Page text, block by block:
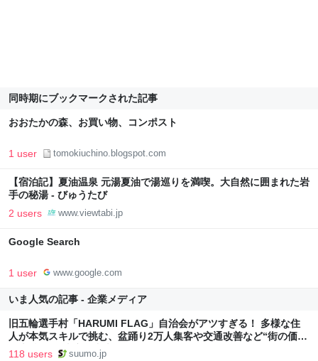
同時期にブックマークされた記事
おおたかの森、お買い物、コンポスト
1 user tomokiuchino.blogspot.com
【宿泊記】夏油温泉 元湯夏油で湯巡りを満喫。大自然に囲まれた岩
手の秘湯 - びゅうたび
2 users www.viewtabi.jp
Google Search
1 user www.google.com
いま人気の記事 - 企業メディア
旧五輪選手村「HARUMI FLAG」自治会がアツすぎる！ 多様な住
人が本気スキルで挑む、盆踊り2万人集客や交通改善など“街の価値
向上”戦略 東京・中央区
118 users suumo.jp